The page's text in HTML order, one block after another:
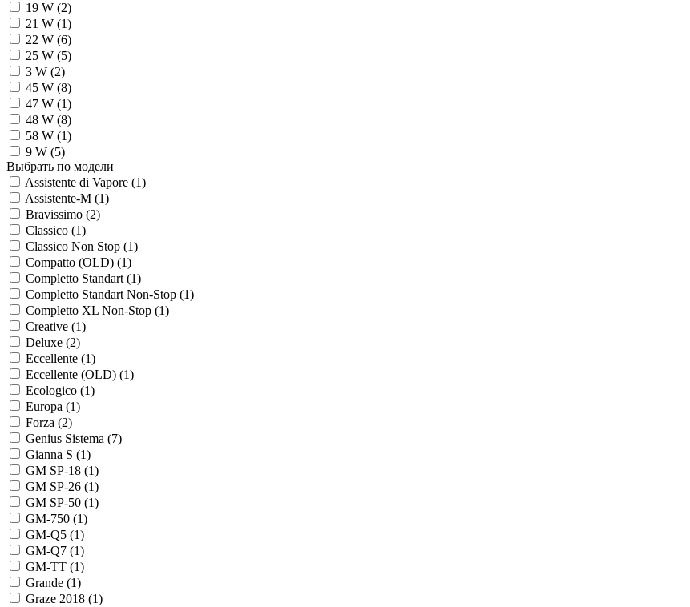
19 W (2)
21 W (1)
22 W (6)
25 W (5)
3 W (2)
45 W (8)
47 W (1)
48 W (8)
58 W (1)
9 W (5)
Выбрать по модели
Assistente di Vapore (1)
Assistente-M (1)
Bravissimo (2)
Classico (1)
Classico Non Stop (1)
Compatto (OLD) (1)
Completto Standart (1)
Completto Standart Non-Stop (1)
Completto XL Non-Stop (1)
Creative (1)
Deluxe (2)
Eccellente (1)
Eccellente (OLD) (1)
Ecologico (1)
Europa (1)
Forza (2)
Genius Sistema (7)
Gianna S (1)
GM SP-18 (1)
GM SP-26 (1)
GM SP-50 (1)
GM-750 (1)
GM-Q5 (1)
GM-Q7 (1)
GM-TT (1)
Grande (1)
Graze 2018 (1)